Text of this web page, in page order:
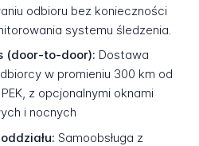
odbioru bez konieczności
systemu śledzenia.
(door-to-door): Dostawa
w promieniu 300 km od
z opcjonalnymi oknami
i nocnych
Samoobsługa z